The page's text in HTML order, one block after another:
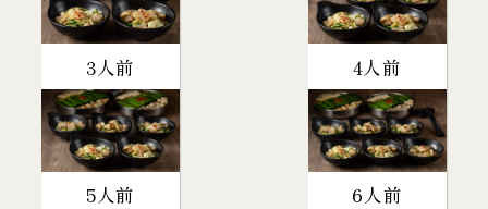
3人前 4人前
5人前 6人前